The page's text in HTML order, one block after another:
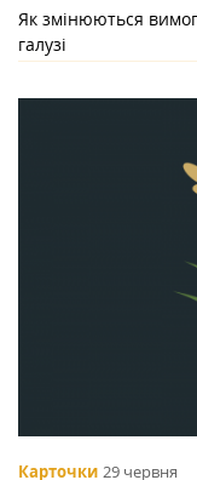
Як змінюються
галузі
Карточки 29 червня